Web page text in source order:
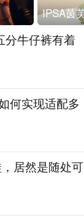
分牛仔裤有着
何实现适配多
居然是随处可